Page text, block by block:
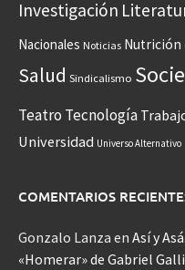
Investigación
Nacionales Noticias Nutrición
Salud Sindicalismo
Teatro Tecnología
Universidad Universo Alternativo
COMENTARIOS
Gonzalo Lanza en Así y
«Homerar» de Gabriel Galli